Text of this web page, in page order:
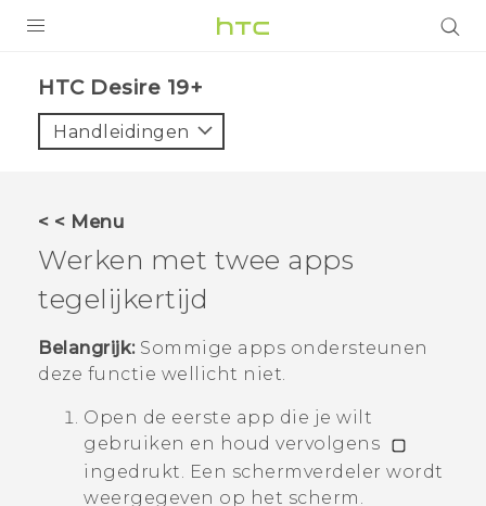
VIVE
AANBIEDINGEN
HTC Club
SUPPORT
HTC-apparaten & -accessoires
Aanmelden
‎HTC Desire 19+‎‎
Handleidingen
< < Menu
Werken met twee apps
tegelijkertijd
Belangrijk:Sommige apps ondersteunen
deze functie wellicht niet.
Open de eerste app die je wilt
gebruiken en houd vervolgens
ingedrukt.
Een schermverdeler wordt
weergegeven op het scherm.